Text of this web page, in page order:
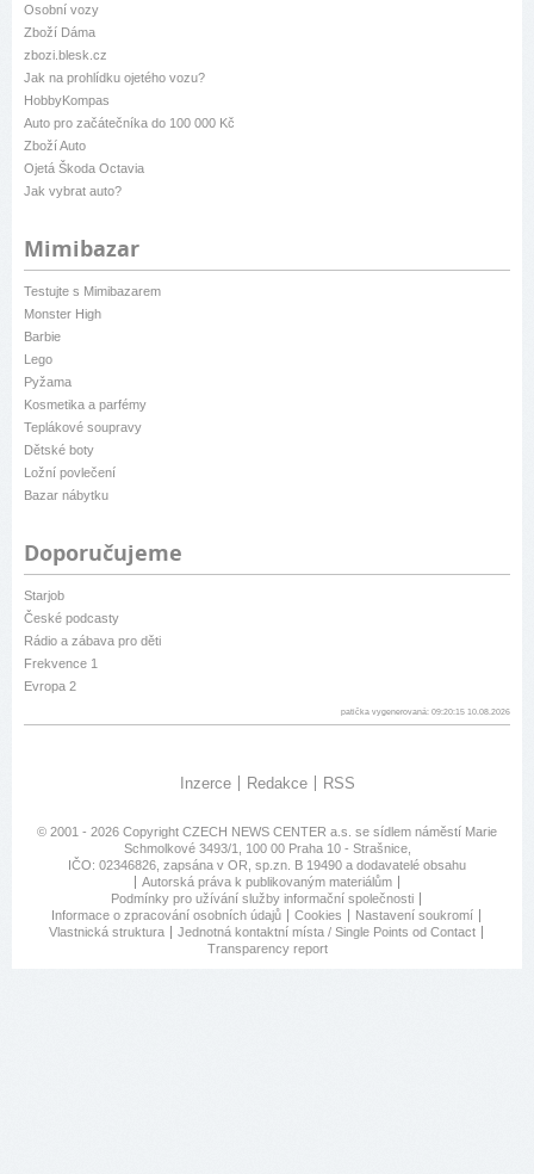
Osobní vozy
Zboží Dáma
zbozi.blesk.cz
Jak na prohlídku ojetého vozu?
HobbyKompas
Auto pro začátečníka do 100 000 Kč
Zboží Auto
Ojetá Škoda Octavia
Jak vybrat auto?
Mimibazar
Testujte s Mimibazarem
Monster High
Barbie
Lego
Pyžama
Kosmetika a parfémy
Teplákové soupravy
Dětské boty
Ložní povlečení
Bazar nábytku
Doporučujeme
Starjob
České podcasty
Rádio a zábava pro děti
Frekvence 1
Evropa 2
patička vygenerovaná: 09:20:15 10.08.2026
Inzerce Redakce RSS
© 2001 - 2026 Copyright CZECH NEWS CENTER a.s. se sídlem náměstí Marie
Schmolkové 3493/1, 100 00 Praha 10 - Strašnice,
IČO: 02346826, zapsána v OR, sp.zn. B 19490 a dodavatelé obsahu
Autorská práva k publikovaným materiálům
Podmínky pro užívání služby informační společnosti
Informace o zpracování osobních údajů
Cookies
Nastavení soukromí
Vlastnická struktura
Jednotná kontaktní místa / Single Points od Contact
Transparency report